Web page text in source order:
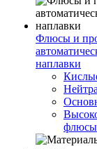
Флюсы и
наплавки
флюсы